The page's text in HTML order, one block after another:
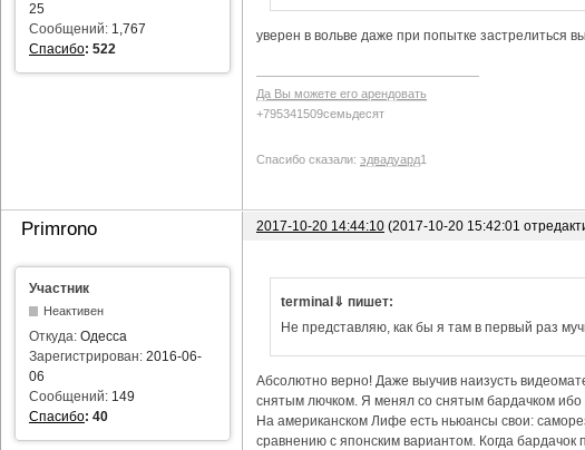
25
Сообщений: 1,767
Спасибо: 522
уверен в вольве даже при попытке застрелиться
Да Вы можете его арендовать
+795341509семьдесят
Спасибо сказали: эдвадуард1
Primrono 2017-10-20 14:44:10 (2017-10-20 15:42:01
Участник
Неактивен
Откуда: Одесса
Зарегистрирован: 2016-06-
06
Сообщений: 149
Спасибо: 40
terminal⇓ пишет:
Не представляю, как бы я там в первый раз
Абсолютно верно! Даже выучив наизусть
снятым лючком. Я менял со снятым бардачком ибо
На американском Лифе есть ньюансы свои:
сравнению с японским вариантом. Когда бардачок